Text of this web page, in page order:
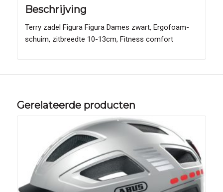
Beschrijving
Terry zadel Figura Figura Dames zwart, Ergofoam-
schuim, zitbreedte 10-13cm, Fitness comfort
Gerelateerde producten